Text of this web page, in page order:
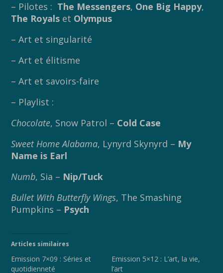
– Pilotes : The Messengers, One Big Happy,
The Royals et Olympus
– Art et singularité
– Art et élitisme
– Art et savoirs-faire
– Playlist :
Chocolate, Snow Patrol – Cold Case
Sweet Home Alabama, Lynyrd Skynyrd – My
Name is Earl
Numb, Sia – Nip/Tuck
Bullet With Butterfly Wings, The Smashing
Pumpkins – Psych
Articles similaires
Emission 7×09 : Séries et
quotidienneté
Emission 5×12 : L’art, la vie,
l’art